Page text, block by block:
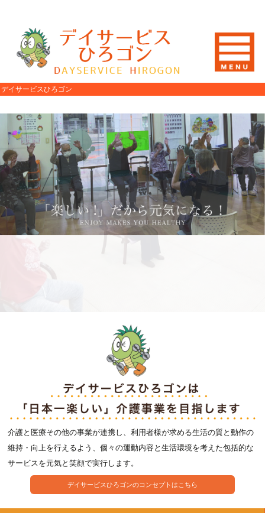
デイサービスひろゴン
介護と医療その他の事業が連携し、利用者様が求める生活の質と動作の
維持・向上を行えるよう、個々の運動内容と生活環境を考えた包括的な
サービスを元気と笑顔で実行します。
デイサービスひろゴンのコンセプトはこちら